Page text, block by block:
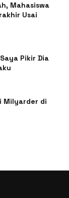
Mahasiswa
Usai
Pikir Dia
Milyarder di